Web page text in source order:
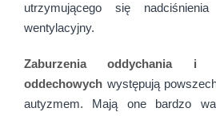
utrzymującego się
wentylacyjny.
Zaburzenia oddychania i
oddechowych występują
autyzmem. Mają one bardzo